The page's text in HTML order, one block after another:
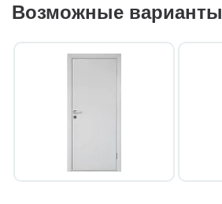
Возможные варианты